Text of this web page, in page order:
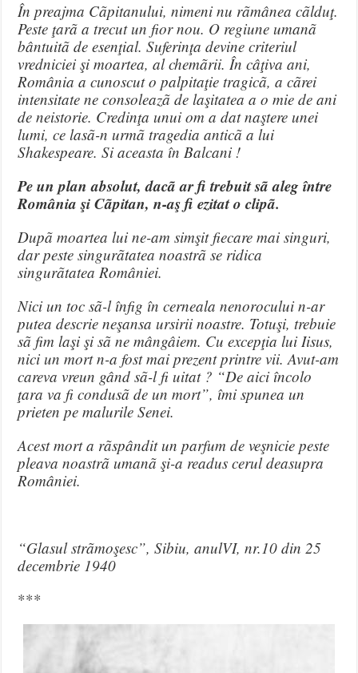
În preajma Cãpitanului, nimeni nu rãmânea cãlduţ.
Peste ţarã a trecut un fior nou. O regiune umanã
bântuitã de esenţial. Suferinţa devine criteriul
vredniciei şi moartea, al chemãrii. În câţiva ani,
România a cunoscut o palpitaţie tragicã, a cãrei
intensitate ne consoleazã de laşitatea a o mie de ani
de neistorie. Credinţa unui om a dat naştere unei
lumi, ce lasã-n urmã tragedia anticã a lui
Shakespeare. Si aceasta în Balcani !
Pe un plan absolut, dacã ar fi trebuit sã aleg între
România şi Cãpitan, n-aş fi ezitat o clipã.
Dupã moartea lui ne-am simşit fiecare mai singuri,
dar peste singurãtatea noastrã se ridica
singurãtatea României.
Nici un toc sã-l înfig în cerneala nenorocului n-ar
putea descrie neşansa ursirii noastre. Totuşi, trebuie
sã fim laşi şi sã ne mângâiem. Cu excepţia lui Iisus,
nici un mort n-a fost mai prezent printre vii. Avut-am
careva vreun gând sã-l fi uitat ? “De aici încolo
ţara va fi condusã de un mort”, îmi spunea un
prieten pe malurile Senei.
Acest mort a rãspândit un parfum de veşnicie peste
pleava noastrã umanã şi-a readus cerul deasupra
României.
“Glasul strãmoşesc”, Sibiu, anulVI, nr.10 din 25
decembrie 1940
***